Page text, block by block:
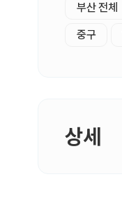
부산 전체
중구
상세